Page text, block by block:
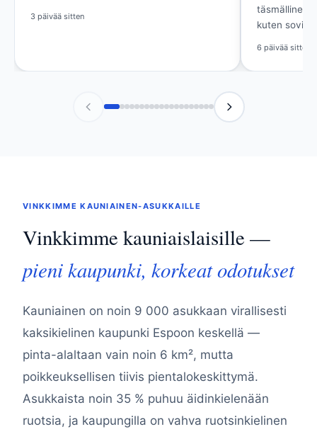
kuten sovittu.
laadukkaalla
Viikko sitten
VINKKIMME KAUNIAINEN-ASUKKAILLE
Vinkkimme kauniaislaisille —
pieni kaupunki, korkeat odotukset
Kauniainen on noin 9 000 asukkaan virallisesti
kaksikielinen kaupunki Espoon keskellä —
pinta-alaltaan vain noin 6 km², mutta
poikkeuksellisen tiivis pientalokeskittymä.
Asukkaista noin 35 % puhuu äidinkielenään
ruotsia, ja kaupungilla on vahva ruotsinkielinen